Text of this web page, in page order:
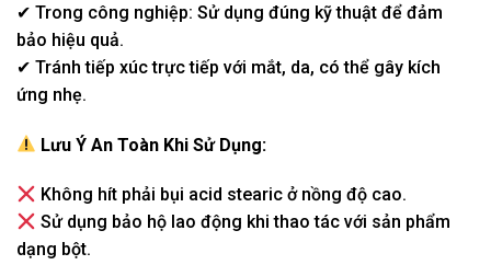
✔ Trong công nghiệp: Sử dụng đúng kỹ thuật để đảm
bảo hiệu quả.
✔ Tránh tiếp xúc trực tiếp với mắt, da, có thể gây kích
ứng nhẹ.
Lưu Ý An Toàn Khi Sử Dụng:
Không hít phải bụi acid stearic ở nồng độ cao.
Sử dụng bảo hộ lao động khi thao tác với sản phẩm
dạng bột.